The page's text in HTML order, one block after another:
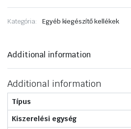
Kategória: Egyéb kiegészítő kellékek
Additional information
Additional information
Típus
Kiszerelési egység